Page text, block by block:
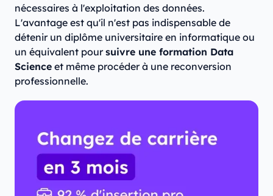
nécessaires à l'exploitation des données.
L'avantage est qu'il n'est pas indispensable de
détenir un diplôme universitaire en informatique ou
un équivalent poursuivre une formation Data
Science et même procéder à une reconversion
professionnelle.